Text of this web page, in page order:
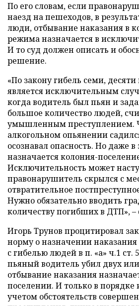
По его словам, если
наезд на пешеходов, в
люди, отбывание наказания в
режима назначается в
И то суд должен описать и
решение.
«По закону гибель семи,
является исключительным
когда водитель был пьян и
большое количество людей,
умышленным преступлением.
алкогольном опьянении
осознавал опасность. Но даже в
назначается колония-
Исключительность может
правонарушитель скрылся с
отвратительное
Нужно обязательно вводить
количеству погибших в ДТП», –
Игорь Трунов процитировал
норму о назначении
с гибелью людей в п. «а» ч.1 ст.
пьяный водитель убил двух
отбывание наказания
поселении. И только в порядке
учетом обстоятельств